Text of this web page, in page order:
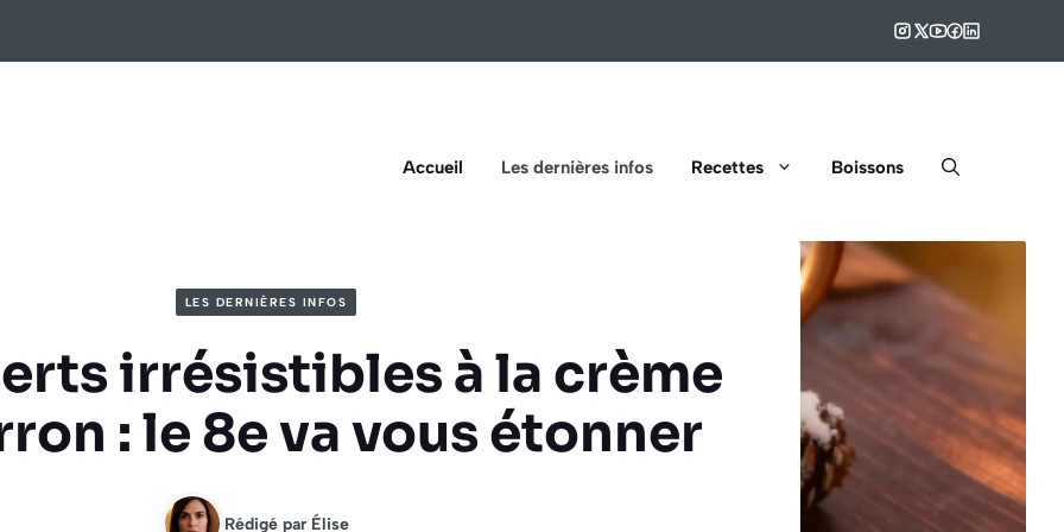
Accueil Les dernières infos Recettes Boissons
LES DERNIÈRES INFOS
irrésistibles à la crème
: le 8e va vous étonner
Rédigé par Élise